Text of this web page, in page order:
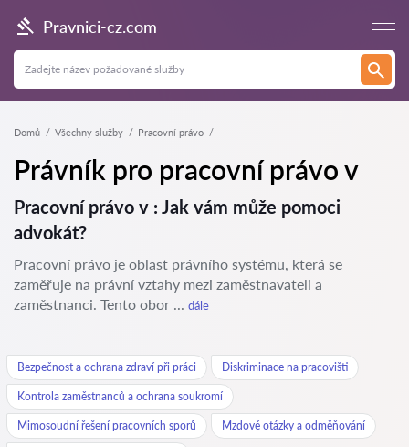
Pravnici-cz.com
Domů Všechny služby Pracovní právo
Právník pro pracovní právo v
Pracovní právo v : Jak vám může pomoci
advokát?
Pracovní právo je oblast právního systému, která se
zaměřuje na právní vztahy mezi zaměstnavateli a
zaměstnanci. Tento obor ... dále
Bezpečnost a ochrana zdraví při práci Diskriminace na pracovišti
Kontrola zaměstnanců a ochrana soukromí
Mimosoudní řešení pracovních sporů Mzdové otázky a odměňování